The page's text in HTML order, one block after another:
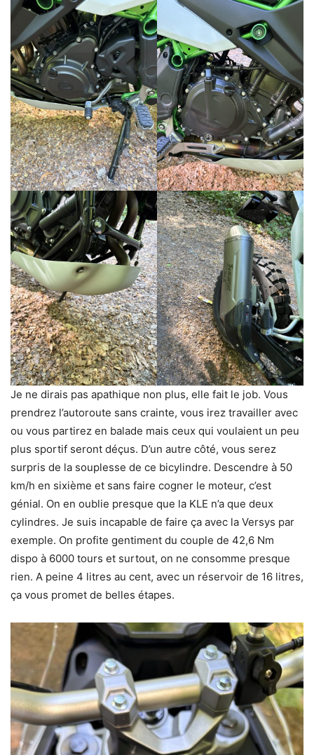
Je ne dirais pas apathique non plus, elle fait le job. Vous
prendrez l’autoroute sans crainte, vous irez travailler avec
ou vous partirez en balade mais ceux qui voulaient un peu
plus sportif seront déçus. D’un autre côté, vous serez
surpris de la souplesse de ce bicylindre. Descendre à 50
km/h en sixième et sans faire cogner le moteur, c’est
génial. On en oublie presque que la KLE n’a que deux
cylindres. Je suis incapable de faire ça avec la Versys par
exemple. On profite gentiment du couple de 42,6 Nm
dispo à 6000 tours et surtout, on ne consomme presque
rien. A peine 4 litres au cent, avec un réservoir de 16 litres,
ça vous promet de belles étapes.